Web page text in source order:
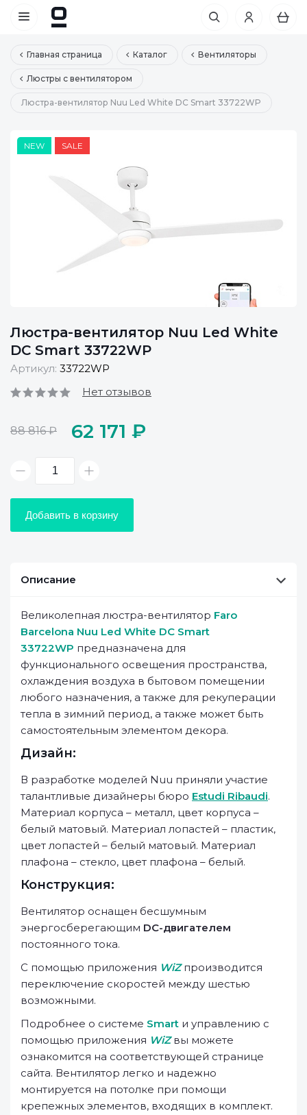
Главная страница Каталог Вентиляторы
Люстры с вентилятором
Люстра-вентилятор Nuu Led White DC Smart 33722WP
NEW SALE
Люстра-вентилятор Nuu Led White
DC Smart 33722WP
Артикул: 33722WP
Нет отзывов
88 816 ₽ 62 171 ₽
Добавить в корзину
Описание
Великолепная люстра-вентилятор Faro
Barcelona Nuu Led White DC Smart
33722WP предназначена для
функционального освещения пространства,
охлаждения воздуха в бытовом помещении
любого назначения, а также для рекуперации
тепла в зимний период, а также может быть
самостоятельным элементом декора.
Дизайн:
В разработке моделей Nuu приняли участие
талантливые дизайнеры бюро Estudi Ribaudi.
Материал корпуса – металл, цвет корпуса –
белый матовый. Материал лопастей – пластик,
цвет лопастей – белый матовый. Материал
плафона – стекло, цвет плафона – белый.
Конструкция:
Вентилятор оснащен бесшумным
энергосберегающим DC-двигателем
постоянного тока.
С помощью приложения WiZпроизводится
переключение скоростей между шестью
возможными.
Подробнее о системе Smart и управлению с
помощью приложения WiZвы можете
ознакомится на соответствующей странице
сайта. Вентилятор легко и надежно
монтируется на потолке при помощи
крепежных элементов, входящих в комплект.